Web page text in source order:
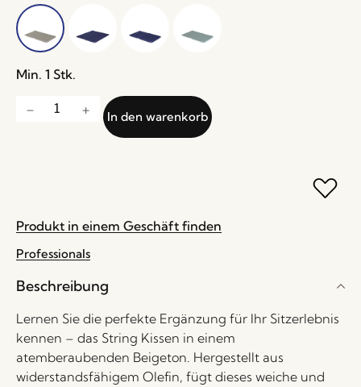
Min. 1 Stk.
In den warenkorb
Produkt in einem Geschäft finden
Professionals
Beschreibung
Lernen Sie die perfekte Ergänzung für Ihr Sitzerlebnis
kennen – das String Kissen in einem
atemberaubenden Beigeton. Hergestellt aus
widerstandsfähigem Olefin, fügt dieses weiche und